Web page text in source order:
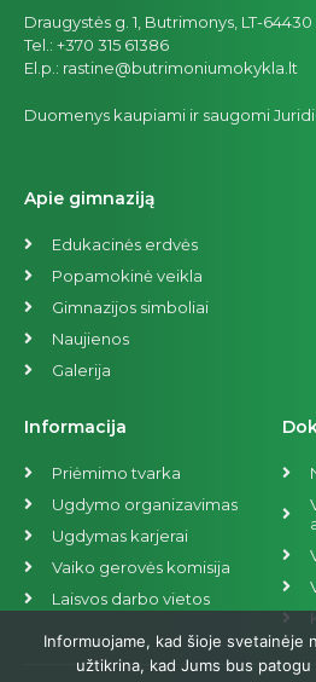
Draugystės g. 1, Butrimonys, LT-64430
Tel.: +370 315 61386
El.p.: rastine@butrimoniumokykla.lt
Duomenys kaupiami ir saugomi
Apie gimnaziją
Edukacinės erdvės
Popamokinė veikla
Gimnazijos simboliai
Naujienos
Galerija
Informacija
Priėmimo tvarka
Ugdymo organizavimas
Ugdymas karjerai
Vaiko gerovės komisija
Laisvos darbo vietos
Informuojame, kad šioje svetainėje
užtikrina, kad Jums bus